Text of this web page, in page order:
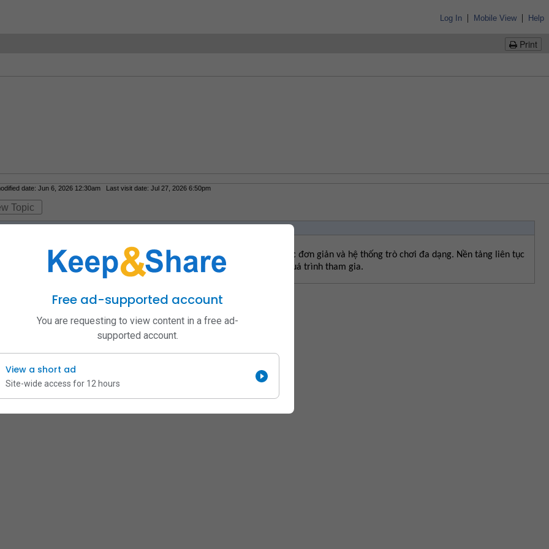
Log In | Mobile View | Help
Print
date: Jun 6, 2026 12:30am Last visit date: Jul 27, 2026 6:50pm
Topic
trí trực tuyến được nhiều người biết đến nhờ giao diện hiện đại, thao tác đơn giản và hệ thống trò chơi đa dạng. Nền tảng liên tục
mới, mang đến trải nghiệm ổn định và thuận tiện cho thành viên trong quá trình tham gia.
Free ad-supported account
You are requesting to view content in a free ad-
supported account.
View a short ad
Site-wide access for 12 hours